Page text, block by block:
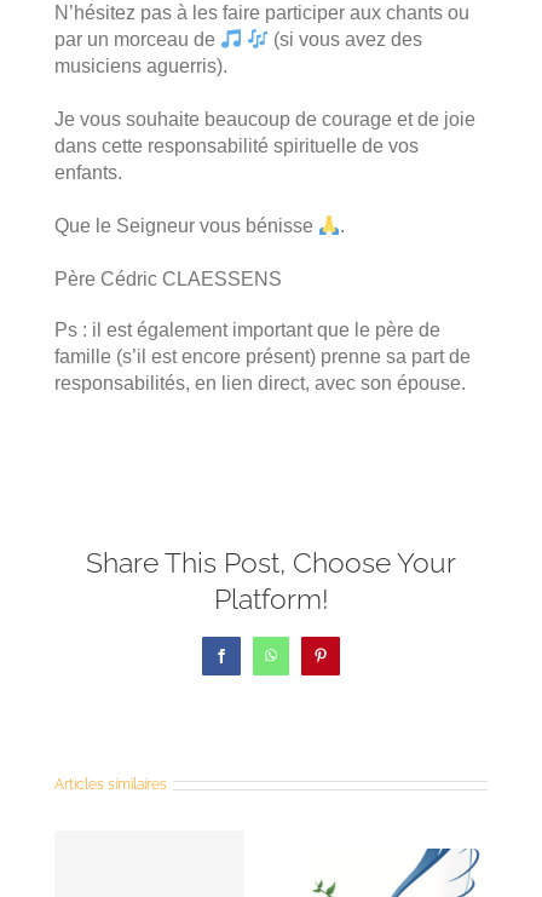
N’hésitez pas à les faire participer aux chants ou
par un morceau de
(si vous avez des
musiciens aguerris).
Je vous souhaite beaucoup de courage et de joie
dans cette responsabilité spirituelle de vos
enfants.
Que le Seigneur vous bénisse
.
Père Cédric CLAESSENS
Ps : il est également important que le père de
famille (s’il est encore présent) prenne sa part de
responsabilités, en lien direct, avec son épouse.
Share This Post, Choose Your
Platform!
FacebookWhatsApp
Articles similaires